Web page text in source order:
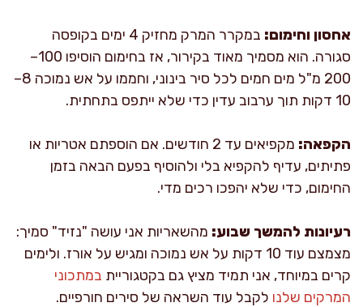
אחסון וחימום:
במקרר המרק מחזיק 4 ימים בקופסה
סגורה. הוא מסמיך מאוד בקירור, אז בחימום הוסיפו 100–
200 מ"ל מים חמים לכל סיר בינוני, וחממו על אש נמוכה 8–
10 דקות תוך ערבוב עדין כדי שלא ייתפס בתחתית.
הקפאה:
מקפיאים עד 2 חודשים. אם הוספתם אטריות או
פתיתים, עדיף להקפיא בלי ולהוסיף בפעם הבאה בזמן
החימום, כדי שלא יהפכו רכים מדי.
רעיונות להמשך שבוע: מהשאריות אני עושה "נזיד" סמיך:
מצמצם עוד 10 דקות על אש נמוכה ומגיש על אורז. ולימים
קרים במיוחד, אני תמיד מציץ גם בקטגוריית במתכוני
המרקים שלנו לקבל עוד השראה של סירים חורפיים.